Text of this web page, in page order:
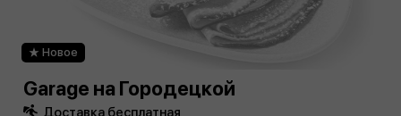
Новое
Garage на Городецкой